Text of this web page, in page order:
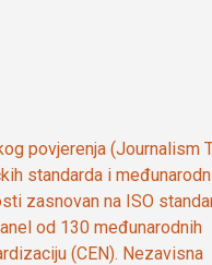
povjerenja (Journalism
standarda i
zasnovan na ISO
od 130 međunarodnih
(CEN). Nezavisna